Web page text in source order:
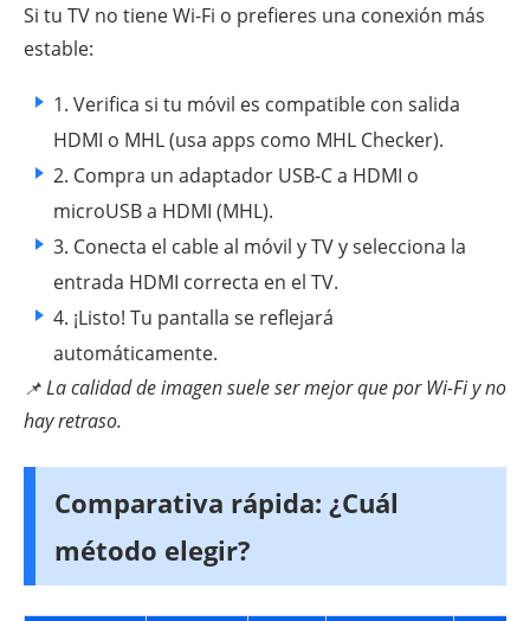
Si tu TV no tiene Wi-Fi o prefieres una conexión más
estable:
1. Verifica si tu móvil es compatible con salida
HDMI o MHL (usa apps como MHL Checker).
2. Compra un adaptador USB-C a HDMI o
microUSB a HDMI (MHL).
3. Conecta el cable al móvil y TV y selecciona la
entrada HDMI correcta en el TV.
4. ¡Listo! Tu pantalla se reflejará
automáticamente.
📌 La calidad de imagen suele ser mejor que por Wi-Fi y no
hay retraso.
Comparativa rápida: ¿Cuál
método elegir?